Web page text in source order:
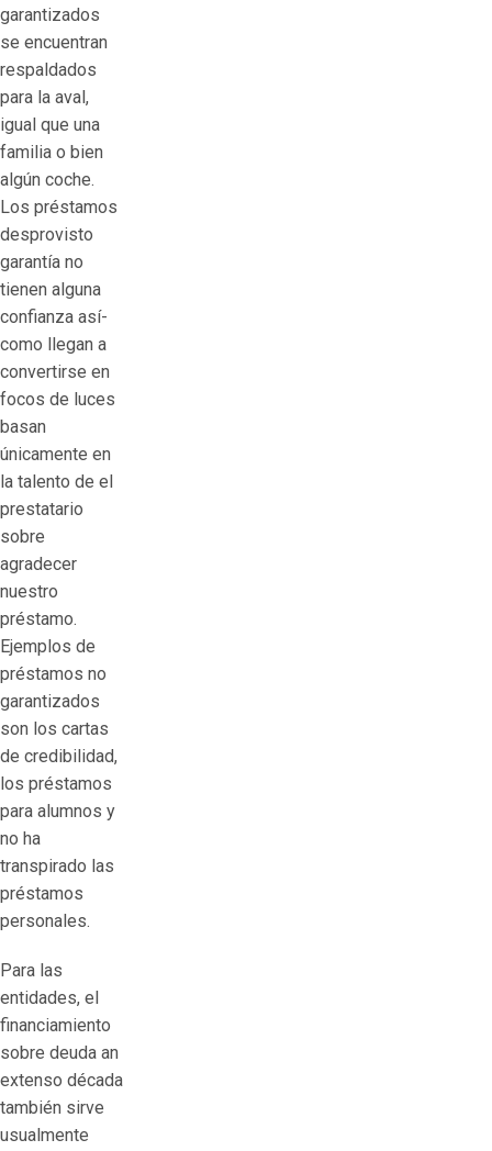
garantizados
se encuentran
respaldados
para la aval,
igual que una
familia o bien
algún coche.
Los préstamos
desprovisto
garantía no
tienen alguna
confianza así­
como llegan a
convertirse en
focos de luces
basan
únicamente en
la talento de el
prestatario
sobre
agradecer
nuestro
préstamo.
Ejemplos de
préstamos no
garantizados
son los cartas
de credibilidad,
los préstamos
para alumnos y
no ha
transpirado las
préstamos
personales.
Para las
entidades, el
financiamiento
sobre deuda an
extenso década
también sirve
usualmente